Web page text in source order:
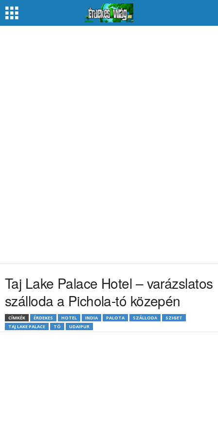
Taj Lake Palace Hotel – varázslatos
szálloda a Pichola-tó közepén
CÍMKÉK ÉRDEKES HOTEL INDIA PALOTA SZÁLLODA
SZIGET
TAJ LAKE PALACE
TÓ UDAIPUR